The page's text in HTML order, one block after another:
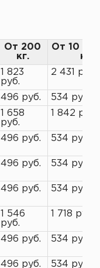
От 200
кг.
От 10 до
кг
1 823
руб.
2 431 руб.
496 руб.
534 руб.
1 658
руб.
1 842 руб.
496 руб. 534 руб.
496 руб. 534 руб.
496 руб. 534 руб.
1 546
руб.
1 718 руб.
496 руб. 534 руб.
496 руб.
534 руб.